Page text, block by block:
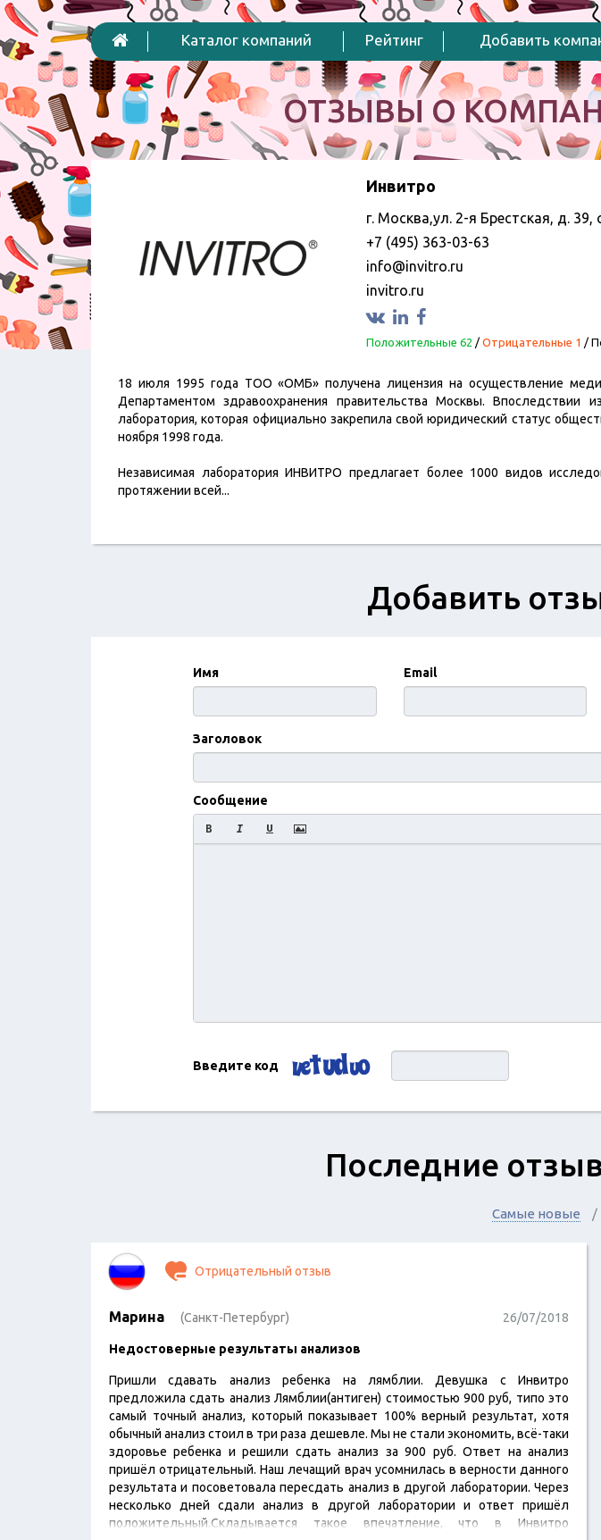
Каталог компаний Рейтинг Добавить
ОТЗЫВЫ О
Инвитро
г. Москва,ул. 2-я Брестская, д. 39,
+7 (495) 363-03-63
info@invitro.ru
invitro.ru
Положительные 62 / Отрицательные 1 /
18 июля 1995 года ТОО «ОМБ» получена лицензия на осуществление
Департаментом здравоохранения правительства Москвы. Впоследствии
лаборатория, которая официально закрепила свой юридический статус
ноября 1998 года.
Независимая лаборатория ИНВИТРО предлагает более 1000 видов
протяжении всей...
Добавить
Имя
Email
Заголовок
Сообщение
Введите код
Последние
Самые новые
Отрицательный отзыв
Марина (Санкт-Петербург) 26/07/2018
Недостоверные результаты анализов
Пришли сдавать анализ ребенка на лямблии. Девушка с Инвитро
предложила сдать анализ Лямблии(антиген) стоимостью 900 руб, типо это
самый точный анализ, который показывает 100% верный результат, хотя
обычный анализ стоил в три раза дешевле. Мы не стали экономить, всё-таки
здоровье ребенка и решили сдать анализ за 900 руб. Ответ на анализ
пришёл отрицательный. Наш лечащий врач усомнилась в верности данного
результата и посоветовала пересдать анализ в другой лаборатории. Через
несколько дней сдали анализ в другой лаборатории и ответ пришёл
положительный.Складывается такое впечатление, что в Инвитро